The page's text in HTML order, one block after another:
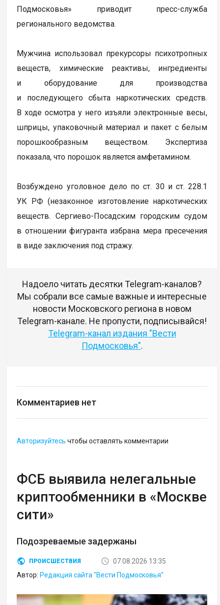
Подмосковья» приводит пресс-служба
регионального ведомства.
Мужчина использовал прекурсоры психотропных
веществ, химические реактивы, ингредиенты
и оборудование для производства
и последующего сбыта наркотических средств.
В ходе осмотра у него изъяли электронные весы,
шприцы, упаковочный материал и пакет с белым
порошкообразным веществом. Экспертиза
показала, что порошок является амфетамином.
Возбуждено уголовное дело по ст. 30 и ст. 228.1
УК РФ (незаконное изготовление наркотических
веществ. Сергиево-Посадским городским судом
в отношении фигуранта избрана мера пресечения
в виде заключения под стражу.
Надоело читать десятки Telegram-каналов?
Мы собрали все самые важные и интересные
новости Московского региона в новом
Telegram-канале. Не пропусти, подписывайся!
Telegram-канал издания "Вести
Подмосковья".
Комментариев нет
Авторизуйтесь чтобы оставлять комментарии
ФСБ выявила нелегальные
криптообменники в «Москве
сити»
Подозреваемые задержаны
ПРОИСШЕСТВИЯ
07.08.2026 13:35
Автор: Редакция сайта "Вести Подмосковья"